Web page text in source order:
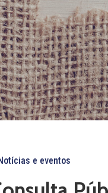
e eventos